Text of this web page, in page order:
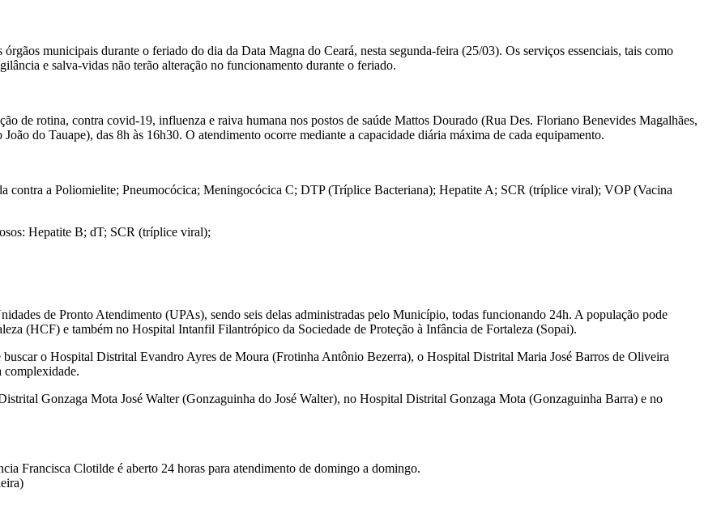
municipais durante o feriado do dia da Data Magna do Ceará, nesta segunda-feira (25/03). Os serviços essenciais, tais como
e salva-vidas não terão alteração no funcionamento durante o feriado.
de rotina, contra covid-19, influenza e raiva humana nos postos de saúde Mattos Dourado (Rua Des. Floriano Benevides Magalhães,
do Tauape), das 8h às 16h30. O atendimento ocorre mediante a capacidade diária máxima de cada equipamento.
contra a Poliomielite; Pneumocócica; Meningocócica C; DTP (Tríplice Bacteriana); Hepatite A; SCR (tríplice viral); VOP (Vacina
Hepatite B; dT; SCR (tríplice viral);
de Pronto Atendimento (UPAs), sendo seis delas administradas pelo Município, todas funcionando 24h. A população pode
(HCF) e também no Hospital Intanfil Filantrópico da Sociedade de Proteção à Infância de Fortaleza (Sopai).
o Hospital Distrital Evandro Ayres de Moura (Frotinha Antônio Bezerra), o Hospital Distrital Maria José Barros de Oliveira
complexidade.
Gonzaga Mota José Walter (Gonzaguinha do José Walter), no Hospital Distrital Gonzaga Mota (Gonzaguinha Barra) e no
Francisca Clotilde é aberto 24 horas para atendimento de domingo a domingo.